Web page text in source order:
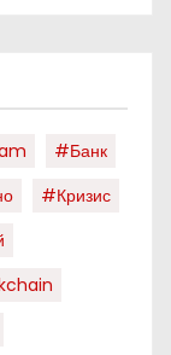
#банк
#кризис